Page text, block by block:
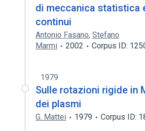
di meccanica statistica
continui
Antonio Fasano, Stefano
Marmi
2002 Corpus ID:
1979
Sulle rotazioni rigide in
dei plasmi
G. Mattei 1979 Corpus ID: